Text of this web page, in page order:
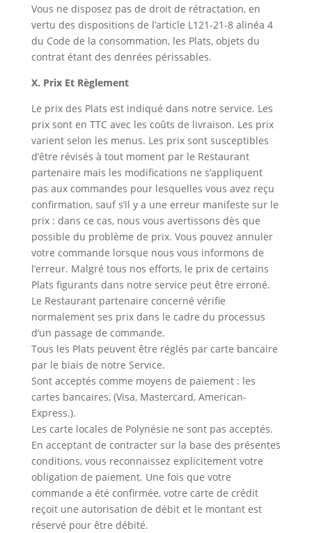
Vous ne disposez pas de droit de rétractation, en
vertu des dispositions de l’article L121-21-8 alinéa 4
du Code de la consommation, les Plats, objets du
contrat étant des denrées périssables.
X. Prix Et Règlement
Le prix des Plats est indiqué dans notre service. Les
prix sont en TTC avec les coûts de livraison. Les prix
varient selon les menus. Les prix sont susceptibles
d’être révisés à tout moment par le Restaurant
partenaire mais les modifications ne s’appliquent
pas aux commandes pour lesquelles vous avez reçu
confirmation, sauf s’il y a une erreur manifeste sur le
prix : dans ce cas, nous vous avertissons dès que
possible du problème de prix. Vous pouvez annuler
votre commande lorsque nous vous informons de
l’erreur. Malgré tous nos efforts, le prix de certains
Plats figurants dans notre service peut être erroné.
Le Restaurant partenaire concerné vérifie
normalement ses prix dans le cadre du processus
d’un passage de commande.
Tous les Plats peuvent être réglés par carte bancaire
par le biais de notre Service.
Sont acceptés comme moyens de paiement : les
cartes bancaires, (Visa, Mastercard, American-
Express.).
Les carte locales de Polynésie ne sont pas acceptés.
En acceptant de contracter sur la base des présentes
conditions, vous reconnaissez explicitement votre
obligation de paiement. Une fois que votre
commande a été confirmée, votre carte de crédit
reçoit une autorisation de débit et le montant est
réservé pour être débité.